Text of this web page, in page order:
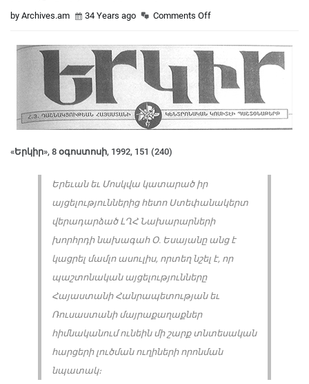
by Archives.am 34 Years ago Comments Off
«Երկիր», 8 օգոստոսի, 1992, 151 (240)
Երեւան եւ Մոսկվա կատարած իր
այցելություններից հետո Ստեփանակերտ
վերադարձած ԼՂՀ Նախարարների
խորհրդի նախագահ Օ. Եսայանը անց է
կացրել մամլո ասուլիս, որտեղ նշել է, որ
պաշտոնական այցելությունները
Հայաստանի Հանրապետության եւ
Ռուսաստանի մայրաքաղաքներ
հիմնականում ունեին մի շարք տնտեսական
հարցերի լուծման ուղիների որոնման
նպատակ։